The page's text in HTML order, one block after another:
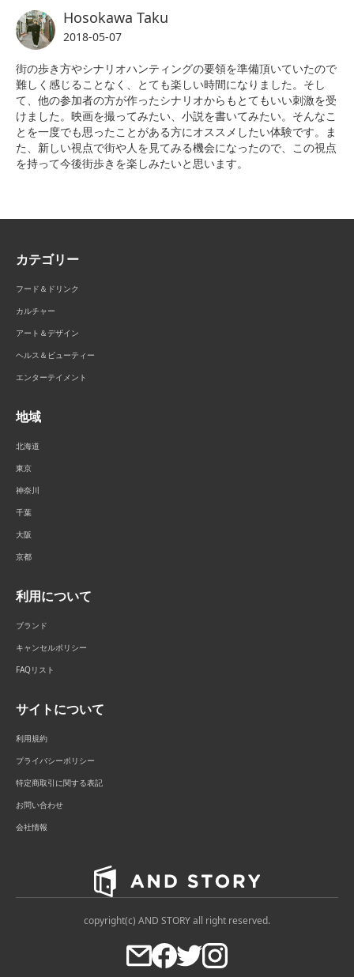
Hosokawa Taku
2018-05-07
街の歩き方やシナリオハンティングの要領を準備頂いていたので
難しく感じることなく、とても楽しい時間になりました。そし
て、他の参加者の方が作ったシナリオからもとてもいい刺激を受
けました。映画を撮ってみたい、小説を書いてみたい。そんなこ
とを一度でも思ったことがある方にオススメしたい体験です。ま
た、新しい視点で街や人を見てみる機会になったので、この視点
を持って今後街歩きを楽しみたいと思います。
カテゴリー
フード＆ドリンク
カルチャー
アート＆デザイン
ヘルス＆ビューティー
エンターテイメント
地域
北海道
東京
神奈川
千葉
大阪
京都
利用について
ブランド
キャンセルポリシー
FAQリスト
サイトについて
利用規約
プライバシーポリシー
特定商取引に関する表記
お問い合わせ
会社情報
copyright(c) AND STORY all right reserved.